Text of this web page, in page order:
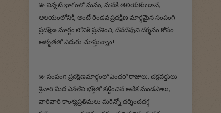
💫 నిన్నటి భాగంలో మనం, మనకి తెలియకుండానే,
ఆలయంలోనికి, అంటే రెండవ ప్రదక్షిణ మార్గమైన సంపంగి
ప్రదక్షిణ మార్గం లోనికి ప్రవేశించి, దేవదేవుని దర్శనం కోసం
ఆతృతతో ఎదురు చూస్తున్నాం!
💫 సంపంగి ప్రదక్షిణమార్గంలో ఎందరో రాజులు, చక్రవర్తులు
శ్రీవారి మీద ఎనలేని భక్తితో కట్టించిన అనేక మండపాలు,
వారివారి కాంశ్యప్రతిమలు మరెన్నో దర్శించదగ్గ